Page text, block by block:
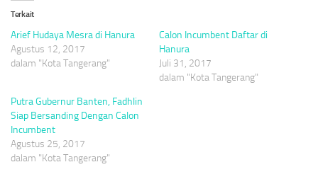
Terkait
Arief Hudaya Mesra di Hanura
Agustus 12, 2017
dalam "Kota Tangerang"
Calon Incumbent Daftar di
Hanura
Juli 31, 2017
dalam "Kota Tangerang"
Putra Gubernur Banten, Fadhlin
Siap Bersanding Dengan Calon
Incumbent
Agustus 25, 2017
dalam "Kota Tangerang"